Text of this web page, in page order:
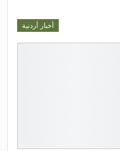
أخبار أردنية